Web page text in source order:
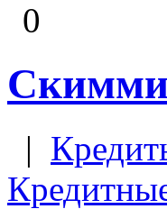
0
|